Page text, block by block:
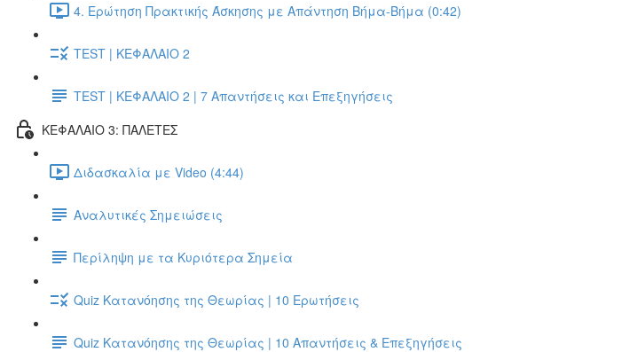
4. Ερώτηση Πρακτικής Άσκησης με Απάντηση Βήμα-Βήμα (0:42)
TEST | ΚΕΦΑΛΑΙΟ 2
TEST | ΚΕΦΑΛΑΙΟ 2 | 7 Απαντήσεις και Επεξηγήσεις
ΚΕΦΑΛΑΙΟ 3: ΠΑΛΕΤΕΣ
Διδασκαλία με Video (4:44)
Αναλυτικές Σημειώσεις
Περίληψη με τα Κυριότερα Σημεία
Quiz Κατανόησης της Θεωρίας | 10 Ερωτήσεις
Quiz Κατανόησης της Θεωρίας | 10 Απαντήσεις & Επεξηγήσεις